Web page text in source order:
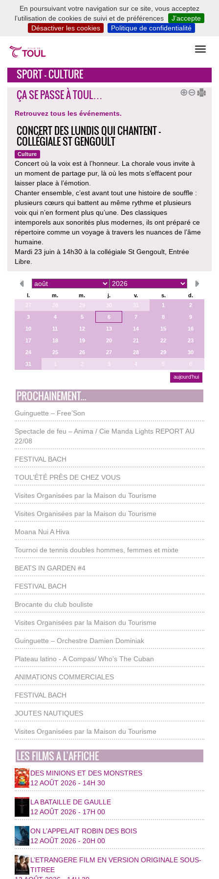
En poursuivant votre navigation sur ce site, vous acceptez
l’utilisation de cookies de suivi et de préférences
J’accepte
Désactiver les cookies
Politique de confidentialité
SPORT - CULTURE
ÇA SE PASSE À TOUL…
Retrouvez tous les événements.
CONCERT DES LUNDIS QUI CHANTENT -
COLLÉGIALE ST GENGOULT
Culture
Concert où la voix est à l’honneur. La chorale vous invite à
un moment de partage pur, là où les mots s’effacent pour
laisser place à l’émotion.
Chanter ensemble, c’est avant tout une histoire de souffle :
plusieurs cœurs qui battent au même rythme et plusieurs
voix qui n’en forment plus qu’une. Des classiques
intemporels aux sonorités plus modernes, ils ont préparé ce
répertoire comme un voyage à travers les nuances de l’âme
humaine.
Mardi 23 juin à 14h30 à la collégiale St Gengoult, Entrée
Libre.
l. m. m. j. v. s.
d.
27
28 29 30 31 1
2
3
4 5 6 7 8
9
10
11 12 13 14 15
16
17
18 19 20 21 22
23
24
25 26 27 28 29
30
31
1 2 3 4 5 6
aujourd’hui
PROCHAINEMENT...
Guinguette – Free’Son
Spectacle de feu – Anima / Cie Manda Lights REPORT AU
22/08
FESTIVAL BACH
TOUL’ÉTÉ PRÈS DE CHEZ VOUS
Visites Organisées par la Maison du Tourisme
Visites Organisées par la Maison du Tourisme
Moana Nui A Hiva
Tournoi de tennis doubles hommes, femmes et mixte
BEATS IN GARDEN #4
FESTIVAL BACH
Brocante du club bouliste
Visites Organisées par la Maison du Tourisme
Guinguette – Orchestre Damien Dominiak
Plateau latino - A Compas/ Who’s The Cuban
ANIMATIONS COMMERCIALES
FESTIVAL BACH
JOUTES NAUTIQUES
Visites Organisées par la Maison du Tourisme
LES FILMS A L’AFFICHE
DES MINIONS ET DES MONSTRES
12 AOÛT 2026 - 14H 30
LA BATAILLE DE GAULLE
12 AOÛT 2026 - 17H 00
ON L’APPELAIT ROBIN DES BOIS
12 AOÛT 2026 - 20H 00
L’ETRANGERE FILM EN VERSION ORIGINALE SOUS-
TITREE